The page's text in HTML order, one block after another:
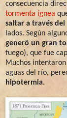
consecuencia
tormenta ígnea
saltar a través del
lados. Según
generó un gran
fuego), que fue
Muchos
aguas del río,
hipotermia.